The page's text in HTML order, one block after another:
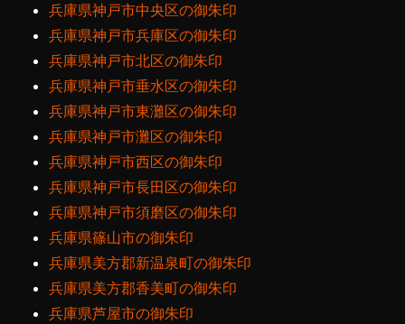
兵庫県神戸市中央区の御朱印
兵庫県神戸市兵庫区の御朱印
兵庫県神戸市北区の御朱印
兵庫県神戸市垂水区の御朱印
兵庫県神戸市東灘区の御朱印
兵庫県神戸市灘区の御朱印
兵庫県神戸市西区の御朱印
兵庫県神戸市長田区の御朱印
兵庫県神戸市須磨区の御朱印
兵庫県篠山市の御朱印
兵庫県美方郡新温泉町の御朱印
兵庫県美方郡香美町の御朱印
兵庫県芦屋市の御朱印